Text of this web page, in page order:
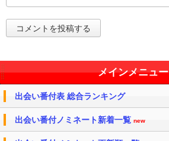
メインメニュー
出会い番付表 総合ランキング
出会い番付ノミネート新着一覧 new